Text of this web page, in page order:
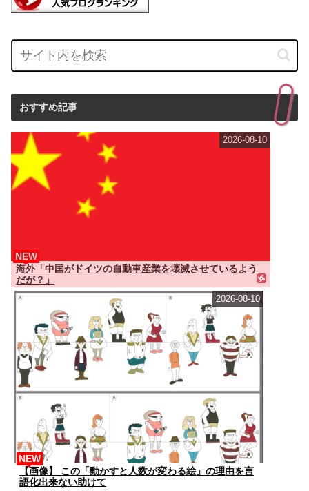
おすすめ記事
海外「中国がドイツの自動車産業を壊滅させているよう
だが？」
NEW
2026-08-10
【画像】 この「動かすと人数が変わる絵」の理由を言
語化出来ない助けて
NEW
2026-08-10